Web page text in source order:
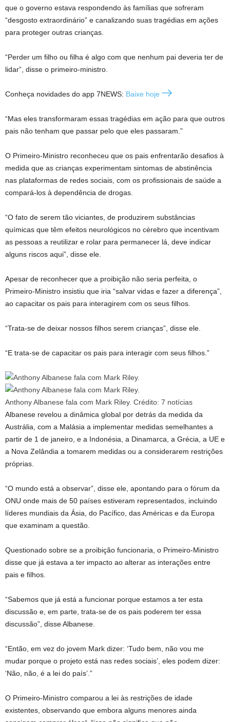
que o governo estava respondendo às famílias que sofreram
“desgosto extraordinário” e canalizando suas tragédias em ações
para proteger outras crianças.
“Perder um filho ou filha é algo com que nenhum pai deveria ter de
lidar”, disse o primeiro-ministro.
Conheça novidades do app 7NEWS: Baixe hoje
“Mas eles transformaram essas tragédias em ação para que outros
pais não tenham que passar pelo que eles passaram.”
O Primeiro-Ministro reconheceu que os pais enfrentarão desafios à
medida que as crianças experimentam sintomas de abstinência
nas plataformas de redes sociais, com os profissionais de saúde a
compará-los à dependência de drogas.
“O fato de serem tão viciantes, de produzirem substâncias
químicas que têm efeitos neurológicos no cérebro que incentivam
as pessoas a reutilizar e rolar para permanecer lá, deve indicar
alguns riscos aqui”, disse ele.
Apesar de reconhecer que a proibição não seria perfeita, o
Primeiro-Ministro insistiu que iria “salvar vidas e fazer a diferença”,
ao capacitar os pais para interagirem com os seus filhos.
“Trata-se de deixar nossos filhos serem crianças”, disse ele.
“E trata-se de capacitar os pais para interagir com seus filhos.”
Anthony Albanese fala com Mark Riley. Crédito: 7 notícias
Albanese revelou a dinâmica global por detrás da medida da
Austrália, com a Malásia a implementar medidas semelhantes a
partir de 1 de janeiro, e a Indonésia, a Dinamarca, a Grécia, a UE e
a Nova Zelândia a tomarem medidas ou a considerarem restrições
próprias.
“O mundo está a observar”, disse ele, apontando para o fórum da
ONU onde mais de 50 países estiveram representados, incluindo
líderes mundiais da Ásia, do Pacífico, das Américas e da Europa
que examinam a questão.
Questionado sobre se a proibição funcionaria, o Primeiro-Ministro
disse que já estava a ter impacto ao alterar as interações entre
pais e filhos.
“Sabemos que já está a funcionar porque estamos a ter esta
discussão e, em parte, trata-se de os pais poderem ter essa
discussão”, disse Albanese.
“Então, em vez do jovem Mark dizer: ‘Tudo bem, não vou me
mudar porque o projeto está nas redes sociais’, eles podem dizer:
‘Não, não, é a lei do país’.”
O Primeiro-Ministro comparou a lei às restrições de idade
existentes, observando que embora alguns menores ainda